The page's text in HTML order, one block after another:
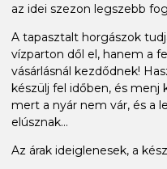
az idei szezon legszebb
A tapasztalt horgászok
vízparton dől el, hanem a
vásárlásnál kezdődnek!
készülj fel időben, és menj
mert a nyár nem vár, és a
elúsznak...
Az árak ideiglenesek, a